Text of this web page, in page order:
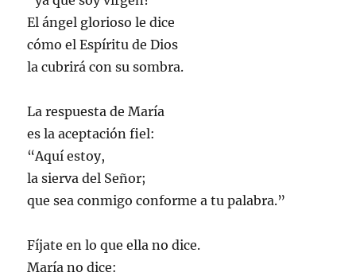
El ángel glorioso le dice
cómo el Espíritu de Dios
la cubrirá con su sombra.
La respuesta de María
es la aceptación fiel:
“Aquí estoy,
la sierva del Señor;
que sea conmigo conforme a tu palabra.”
Fíjate en lo que ella no dice.
María no dice: